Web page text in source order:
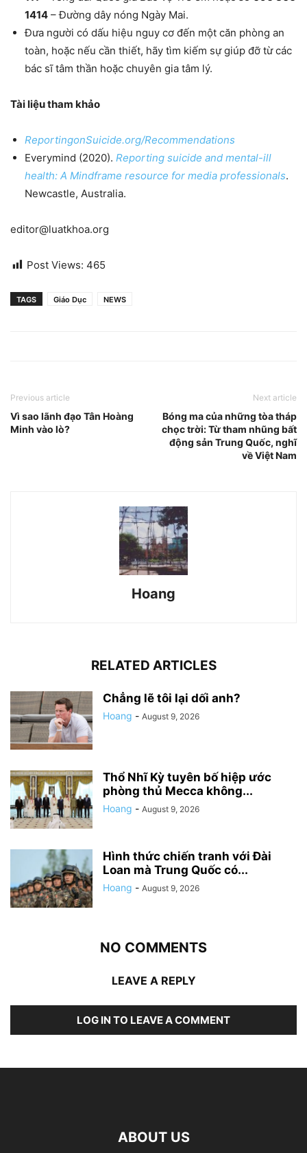
1414 – Đường dây nóng Ngày Mai.
Đưa người có dấu hiệu nguy cơ đến một căn phòng an
toàn, hoặc nếu cần thiết, hãy tìm kiếm sự giúp đỡ từ các
bác sĩ tâm thần hoặc chuyên gia tâm lý.
Tài liệu tham khảo
ReportingonSuicide.org/Recommendations
Everymind (2020). Reporting suicide and mental-ill
health: A Mindframe resource for media professionals.
Newcastle, Australia.
editor@luatkhoa.org
Post Views: 465
TAGS Giáo Dục NEWS
Previous article
Vì sao lãnh đạo Tân Hoàng
Minh vào lò?
Next article
Bóng ma của những tòa tháp
chọc trời: Từ tham nhũng bất
động sản Trung Quốc, nghĩ
về Việt Nam
Hoang
RELATED ARTICLES
Chẳng lẽ tôi lại dối anh?
Hoang - August 9, 2026
Thổ Nhĩ Kỳ tuyên bố hiệp ước
phòng thủ Mecca không...
Hoang - August 9, 2026
Hình thức chiến tranh với Đài
Loan mà Trung Quốc có...
Hoang - August 9, 2026
NO COMMENTS
LEAVE A REPLY
LOG IN TO LEAVE A COMMENT
ABOUT US